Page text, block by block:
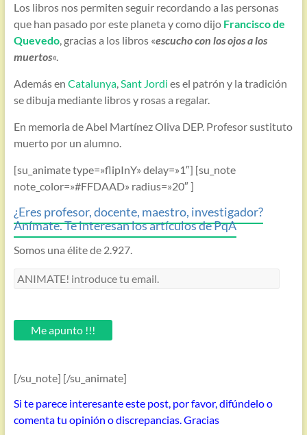
Los libros nos permiten seguir recordando a las personas
que han pasado por este planeta y como dijo Francisco de
Quevedo, gracias a los libros «escucho con los ojos a los
muertos«.
Además en Catalunya,Sant Jordi es el patrón y la tradición
se dibuja mediante libros y rosas a regalar.
En memoria de Abel Martínez Oliva DEP. Profesor sustituto
muerto por un alumno.
[su_animate type=»flipInY» delay=»1″] [su_note
note_color=»#FFDAAD» radius=»20″ ]
¿Eres profesor, docente, maestro, investigador?
Anímate. Te interesan los artículos de PqA
Somos una élite de 2.927.
ANIMATE!
email.Me apunto !!!
[/su_note] [/su_animate]
Si te parece interesante este post, por favor, difúndelo o
comenta tu opinión o discrepancias. Gracias